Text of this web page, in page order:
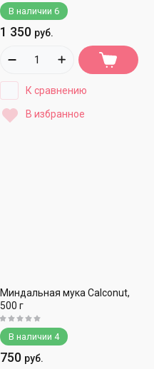
В наличии 6
1 350 руб.
К сравнению
В избранное
Миндальная мука Calconut,
500 г
В наличии 4
750 руб.